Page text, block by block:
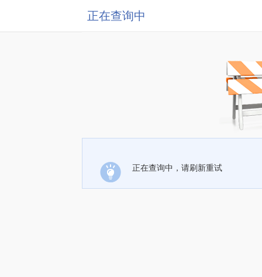
正在查询中
正在查询中，请刷新重试